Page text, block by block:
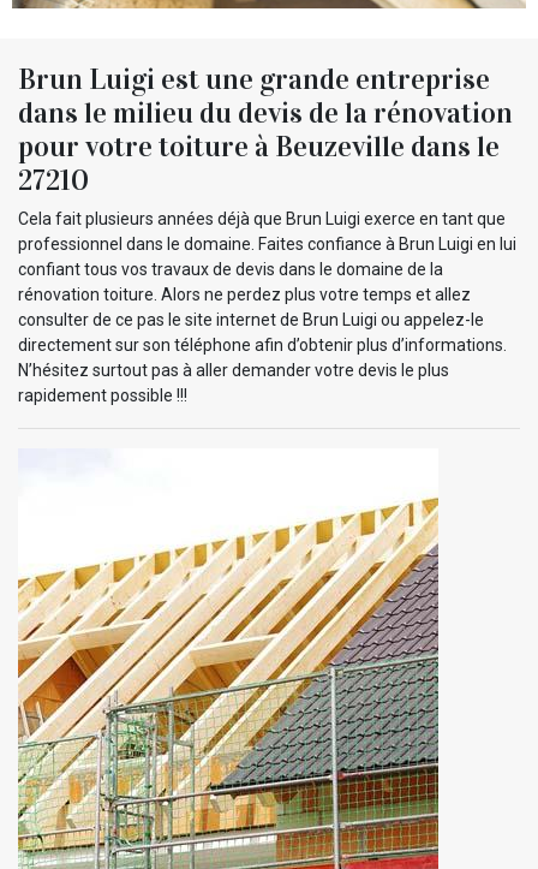
Brun Luigi est une grande entreprise
dans le milieu du devis de la rénovation
pour votre toiture à Beuzeville dans le
27210
Cela fait plusieurs années déjà que Brun Luigi exerce en tant que
professionnel dans le domaine. Faites confiance à Brun Luigi en lui
confiant tous vos travaux de devis dans le domaine de la
rénovation toiture. Alors ne perdez plus votre temps et allez
consulter de ce pas le site internet de Brun Luigi ou appelez-le
directement sur son téléphone afin d’obtenir plus d’informations.
N’hésitez surtout pas à aller demander votre devis le plus
rapidement possible !!!